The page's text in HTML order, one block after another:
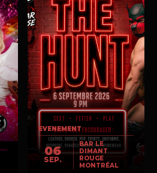
EVENEMENT
06
SEP.
BAR LE
DIMANT
ROUGE
MONTRÉAL